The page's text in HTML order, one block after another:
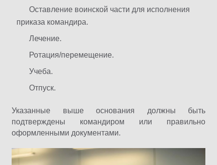
Оставление воинской части для исполнения
приказа командира.
Лечение.
Ротация/перемещение.
Учеба.
Отпуск.
Указанные выше основания должны быть
подтверждены командиром или правильно
оформленными документами.